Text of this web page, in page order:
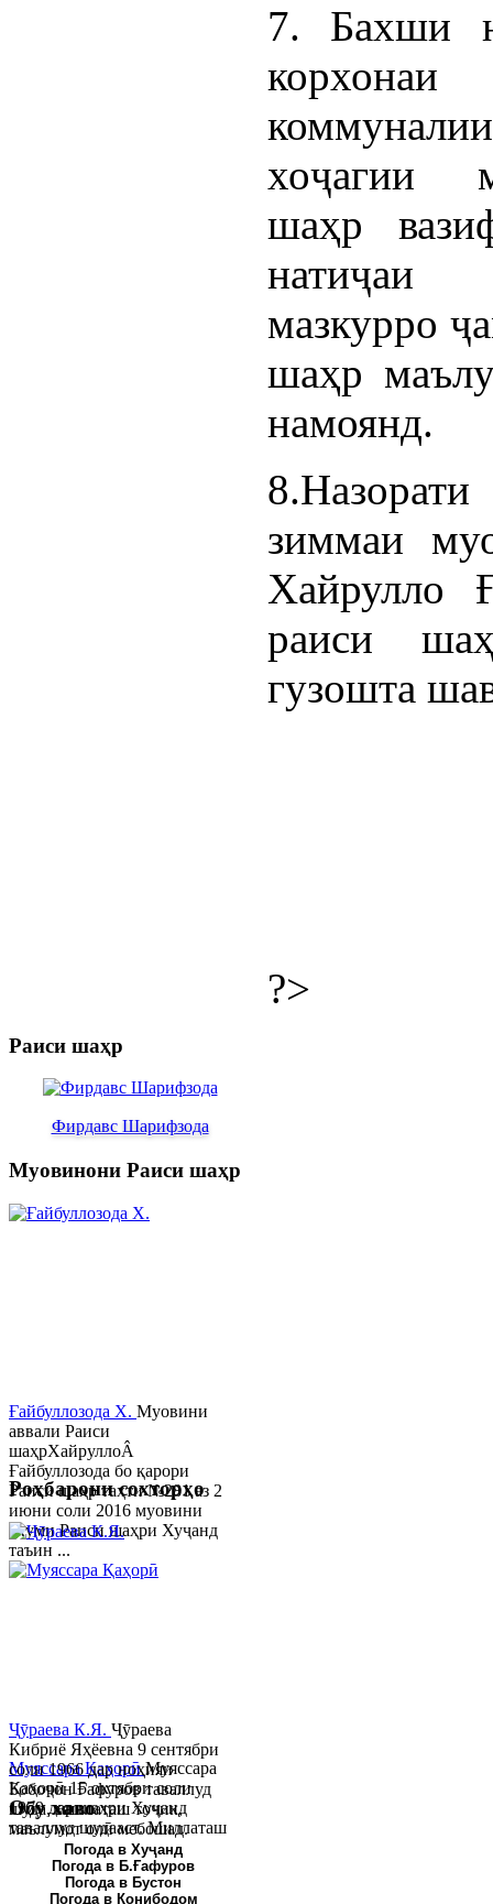
7. Бахши
хоҷагии
шаҳр
натиҷаи
мазкурро
шаҳр
намоянд.
зиммаи
Хайрулло
раиси
гузошта
?>
Раиси шаҳр
Фирдавс Шарифзода
Муовинони Раиси шаҳр
Ғайбуллозода Х. Муовини
аввали Раиси
шаҳрХайруллоÂ
Ғайбуллозода бо қарори
Раиси шаҳр таҳти №281 аз 2
июни соли 2016 муовини
якуми Раиси шаҳри Хуҷанд
таъин ...
Муяссара ҚаҳорӣМуяссара
Қаҳорӣ 15 октябри соли
1979 дар шаҳри Хуҷанд
таваллуд шудааст. Миллаташ
тоҷик. Маълумот олӣ. Соли
2002 Донишгоҳи давлатии
Хуҷанд ба...
Роҳбарони сохторҳо
Ҷӯраева К.Я. Ҷӯраева
Кибриё Яҳёевна 9 сентябри
соли 1966 дар ноҳияи
Бобоҷон Ғафуров таваллуд
шуда, миллаташ тоҷик,
маълумот олӣ мебошад.
Соли 1997 Донишг...
Обу хаво
Погода в Хуҷанд
Погода в Б.Ғафуров
Погода в Бустон
Погода в Конибодом